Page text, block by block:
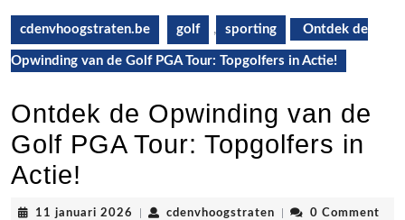
cdenvhoogstraten.be golf , sporting Ontdek de
Opwinding van de Golf PGA Tour: Topgolfers in Actie!
Ontdek de Opwinding van de
Golf PGA Tour: Topgolfers in
Actie!
11 januari 2026 11
cdenvhoogstraten cdenvhoogstraten
0 Comment